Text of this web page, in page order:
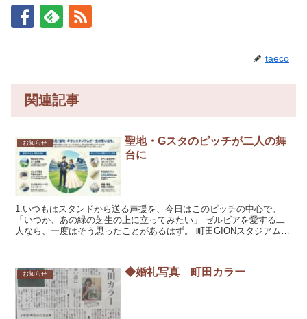
taeco
関連記事
お知らせ
聖地・Gスタのピッチが二人の舞
台に
1.いつもはスタンドから送る声援を、今日はこのピッチの中心で。
「いつか、あの緑の芝生の上に立ってみたい」 ゼルビアを愛する二
人なら、一度はそう思ったことがあるはず。 町田GIONスタジアムの
お知らせ ◆婚礼写真 町田カラー